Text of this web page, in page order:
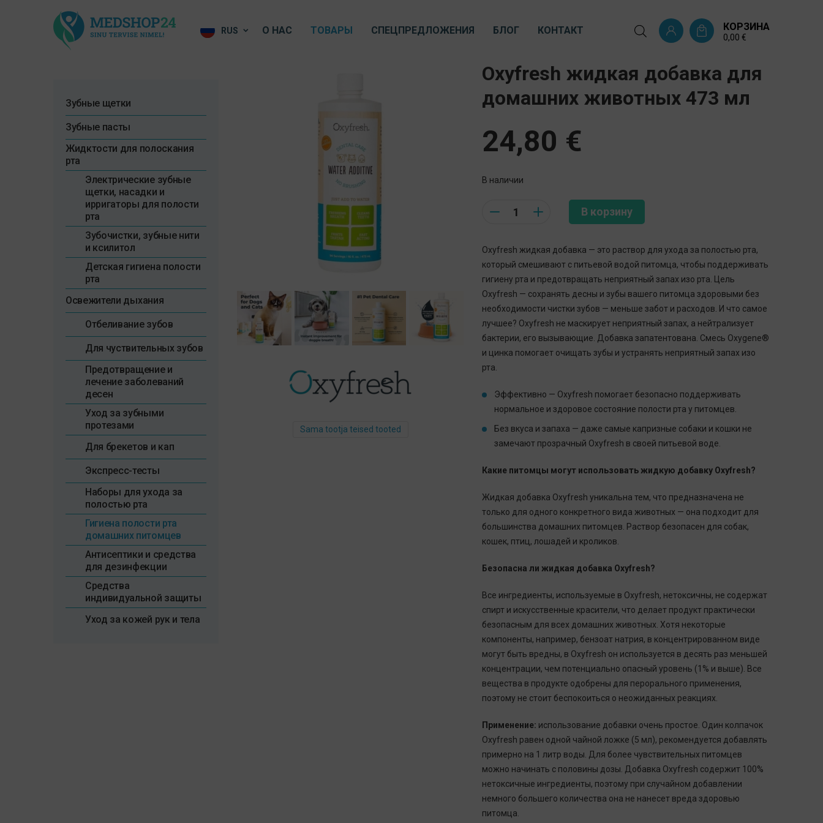
О НАС ТОВАРЫ СПЕЦПРЕДЛОЖЕНИЯ БЛОГ КОНТАКТ
RUS КОРЗИНА
0,00 €
Зубные щетки
Зубные пасты
Жидктости для полоскания
рта
Электрические зубные
щетки, насадки и
ирригаторы для полости
рта
Зубочистки, зубные нити
и ксилитол
Детская гигиена полости
рта
Освежители дыхания
Отбеливание зубов
Для чуствительных зубов
Предотвращение и
лечение заболеваний
десен
Уход за зубными
протезами
Для брекетов и кап
Экспресс-тесты
Наборы для ухода за
полостью рта
Гигиена полости рта
домашних питомцев
Антисептики и средства
для дезинфекции
Средства
индивидуальной защиты
Уход за кожей рук и тела
Sama tootja teised tooted
Oxyfresh жидкая добавка для
домашних животных 473 мл
24,80 €
В наличии
В корзину
Oxyfresh жидкая добавка — это раствор для ухода за полостью рта,
который смешивают с питьевой водой питомца, чтобы поддерживать
гигиену рта и предотвращать неприятный запах изо рта. Цель
Oxyfresh — сохранять десны и зубы вашего питомца здоровыми без
необходимости чистки зубов — меньше забот и расходов. И что самое
лучшее? Oxyfresh не маскирует неприятный запах, а нейтрализует
бактерии, его вызывающие. Добавка запатентована. Смесь Oxygene®
и цинка помогает очищать зубы и устранять неприятный запах изо
рта.
Эффективно — Oxyfresh помогает безопасно поддерживать
нормальное и здоровое состояние полости рта у питомцев.
Без вкуса и запаха — даже самые капризные собаки и кошки не
замечают прозрачный Oxyfresh в своей питьевой воде.
Какие питомцы могут использовать жидкую добавку Oxyfresh?
Жидкая добавка Oxyfresh уникальна тем, что предназначена не
только для одного конкретного вида животных — она подходит для
большинства домашних питомцев. Раствор безопасен для собак,
кошек, птиц, лошадей и кроликов.
Безопасна ли жидкая добавка Oxyfresh?
Все ингредиенты, используемые в Oxyfresh, нетоксичны, не содержат
спирт и искусственные красители, что делает продукт практически
безопасным для всех домашних животных. Хотя некоторые
компоненты, например, бензоат натрия, в концентрированном виде
могут быть вредны, в Oxyfresh он используется в десять раз меньшей
концентрации, чем потенциально опасный уровень (1% и выше). Все
вещества в продукте одобрены для перорального применения,
поэтому не стоит беспокоиться о неожиданных реакциях.
Применение: использование добавки очень простое. Один колпачок
Oxyfresh равен одной чайной ложке (5 мл), рекомендуется добавлять
примерно на 1 литр воды. Для более чувствительных питомцев
можно начинать с половины дозы. Добавка Oxyfresh содержит 100%
нетоксичные ингредиенты, поэтому при случайном добавлении
немного большего количества она не нанесет вреда здоровью
питомца.